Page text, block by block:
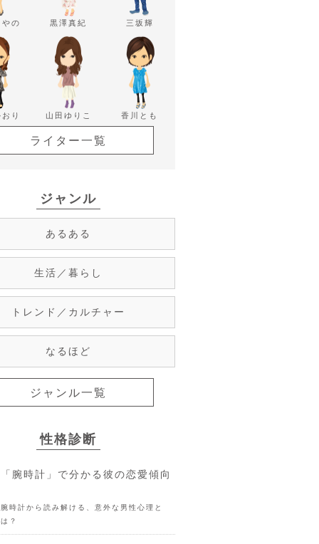
の 黒澤真紀 三坂輝
り 山田ゆりこ 香川とも
ライター一覧
ジャンル
あるある
生活／暮らし
トレンド／カルチャー
なるほど
ジャンル一覧
性格診断
「腕時計」で分かる彼の恋愛傾向
腕時計から読み解ける、意外な男性心理と
は？